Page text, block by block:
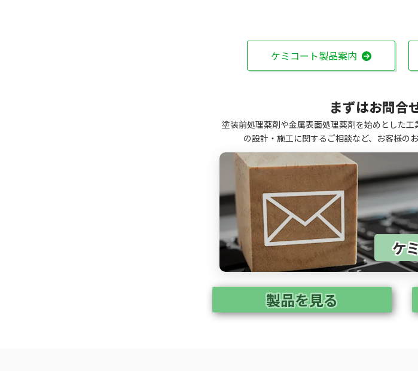
ケミコート製品案内
まずはお問合
塗装前処理薬剤や金属表面処理薬剤を始めとした
の設計・施工に関するご相談など、お客様の
ケ
製品を見る